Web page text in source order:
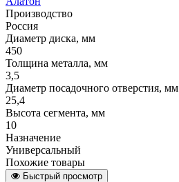
Производство
Россия
Диаметр диска, мм
450
Толщина металла, мм
3,5
Диаметр посадочного отверстия, мм
25,4
Высота сегмента, мм
10
Назначение
Универсальный
Похожие товары
Быстрый просмотр